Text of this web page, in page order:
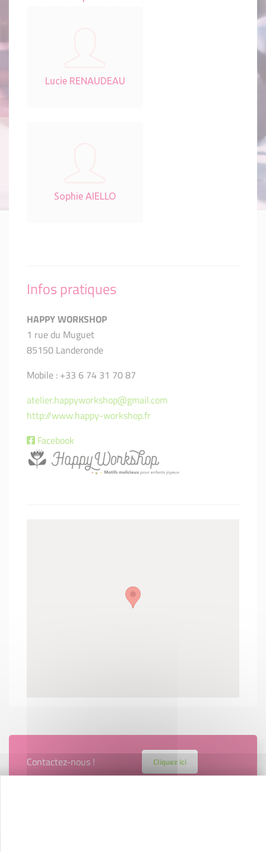
Lucie RENAUDEAU
Sophie AIELLO
Infos pratiques
HAPPY WORKSHOP
1 rue du Muguet
85150 Landeronde
Mobile : +33 6 74 31 70 87
atelier.happyworkshop@gmail.com
http://www.happy-workshop.fr
Facebook
Contactez-nous ! Cliquez ici